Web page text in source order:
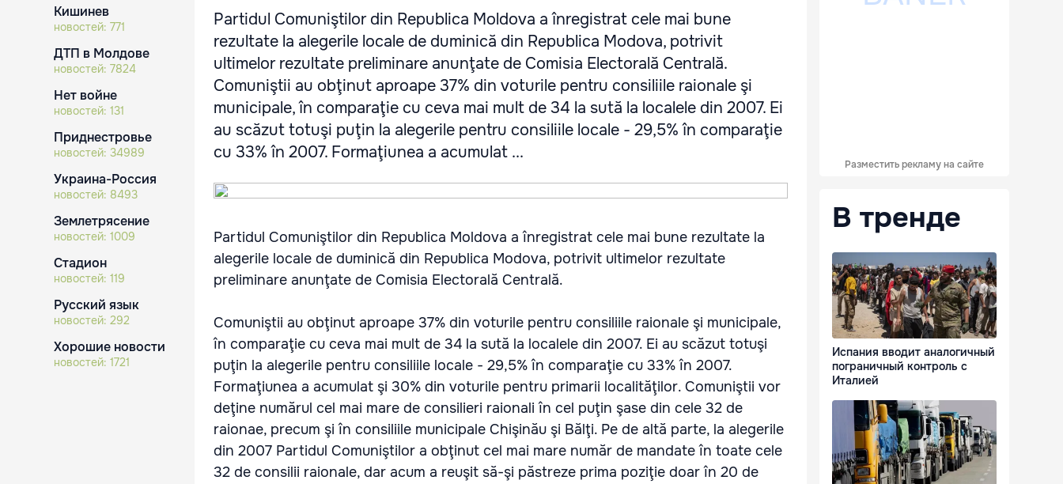
Кишинев
новостей: 771
ДТП в Молдове
новостей: 7824
Нет войне
новостей: 131
Приднестровье
новостей: 34989
Украина-Россия
новостей: 8493
Землетрясение
новостей: 1009
Стадион
новостей: 119
Русский язык
новостей: 292
Хорошие новости
новостей: 1721
Partidul Comuniştilor din Republica Moldova a înregistrat cele mai bune
rezultate la alegerile locale de duminică din Republica Modova, potrivit
ultimelor rezultate preliminare anunţate de Comisia Electorală Centrală.
Comuniştii au obţinut aproape 37% din voturile pentru consiliile raionale şi
municipale, în comparaţie cu ceva mai mult de 34 la sută la localele din 2007. Ei
au scăzut totuşi puţin la alegerile pentru consiliile locale - 29,5% în comparaţie
cu 33% în 2007. Formaţiunea a acumulat ...
Partidul Comuniştilor din Republica Moldova a înregistrat cele mai bune rezultate la
alegerile locale de duminică din Republica Modova, potrivit ultimelor rezultate
preliminare anunţate de Comisia Electorală Centrală.
Comuniştii au obţinut aproape 37% din voturile pentru consiliile raionale şi municipale,
în comparaţie cu ceva mai mult de 34 la sută la localele din 2007. Ei au scăzut totuşi
puţin la alegerile pentru consiliile locale - 29,5% în comparaţie cu 33% în 2007.
Formaţiunea a acumulat şi 30% din voturile pentru primarii localităţilor. Comuniştii vor
deţine numărul cel mai mare de consilieri raionali în cel puţin şase din cele 32 de
raionae, precum şi în consiliile municipale Chişinău şi Bălţi. Pe de altă parte, la alegerile
din 2007 Partidul Comuniştilor a obţinut cel mai mare număr de mandate în toate cele
32 de consilii raionale, dar acum a reuşit să-şi păstreze prima poziţie doar în 20 de
Разместить рекламу на сайте
В тренде
Испания вводит аналогичный
пограничный контроль с
Италией